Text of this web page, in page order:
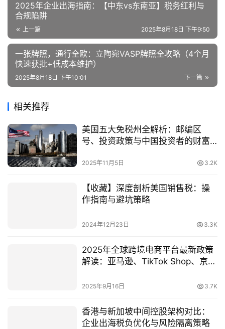
2025年企业出海指南：【中东vs东南亚】税务红利与
合规陷阱
上一篇 2025年8月18日 下午9:50
一张牌照，通行全欧：立陶宛VASP牌照全攻略（4个月
快速获批+低成本维护）
下一篇
2025年8月18日 下午10:01
相关推荐
美国五大免税州全解析：邮编区
号、投资政策与中国投资者的财富
2025年11月5日 3.2K
【收藏】深度剖析美国销售税：操
作指南与避坑策略
2024年12月23日 3.3K
2025年全球跨境电商平台最新政策
解读：亚马逊、TikTok Shop、京
家应对策略
2025年9月16日 3.7K
香港与新加坡中间控股架构对比：
企业出海税负优化与风险隔离策略